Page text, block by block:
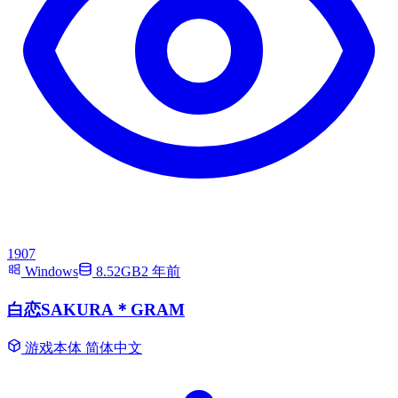
1907
Windows
8.52GB2 年前
白恋SAKURA＊GRAM
游戏本体 简体中文